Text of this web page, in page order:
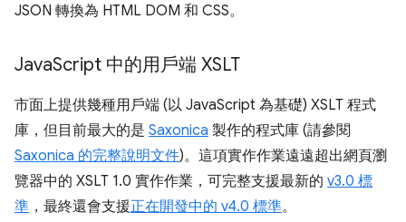
JSON 轉換為 HTML DOM 和 CSS。
JavaScript 中的用戶端 XSLT
市面上提供幾種用戶端 (以 JavaScript 為基礎) XSLT 程式
庫，但目前最大的是 Saxonica 製作的程式庫 (請參閱
Saxonica 的完整說明文件)。這項實作作業遠遠超出網頁瀏
覽器中的 XSLT 1.0 實作作業，可完整支援最新的 v3.0 標
準 ，最終還會支援正在開發中的 v4.0 標準。